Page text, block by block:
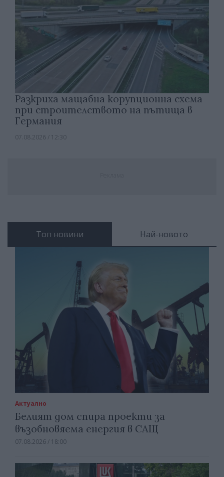
Разкриха мащабна корупционна схема
при строителството на пътища в
Германия
07.08.2026 / 12:30
Топ новини Най-новото
Актуално
Белият дом спира проекти за
възобновяема енергия в САЩ
07.08.2026 / 18:00